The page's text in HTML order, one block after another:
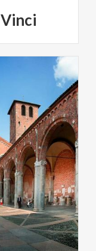
Vinci